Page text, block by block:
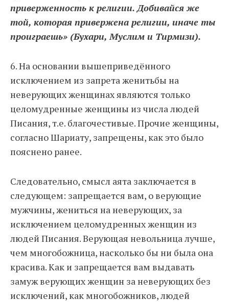
приверженность к религии. Добивайся же
той, которая привержена религии, иначе ты
проиграешь» (Бухари, Муслим и Тирмизи).
6. На основании вышеприведённого
исключением из запрета женитьбы на
неверующих женщинах являются только
целомудренные женщины из числа людей
Писания, т.е. благочестивые. Прочие женщины,
согласно Шариату, запрещены, как это было
пояснено ранее.
Следовательно, смысл аята заключается в
следующем: запрещается вам, о верующие
мужчины, жениться на неверующих, за
исключением целомудренных женщин из
людей Писания. Верующая невольница лучше,
чем многобожница, насколько бы ни была она
красива. Как и запрещается вам выдавать
замуж верующих женщин за неверующих без
исключений, как многобожников, людей